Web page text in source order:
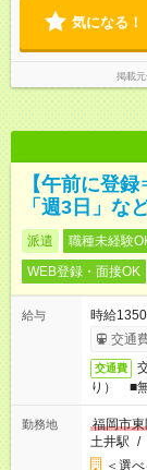
気になる！
掲載
【午前に登
「週3日」な
派遣 職種未経験
WEB登録・面接OK
給与
時給
交通
交通費
り） ■
勤務地
福岡市
土井駅 /
＜選